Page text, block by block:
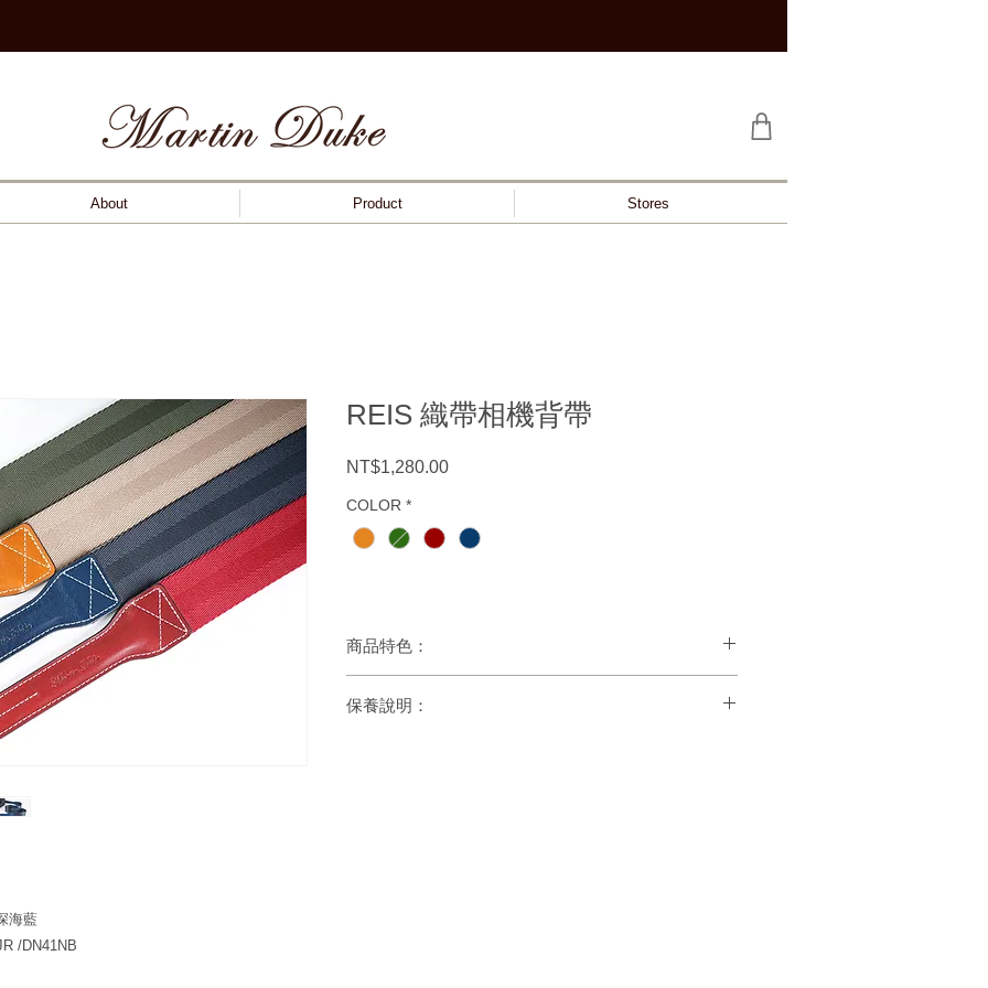
海藍
/DN41NB
REIS 織帶相機背帶
NT$1,280.00Price
COLOR *
商品特色：
2. 織帶加寬加厚，增添舒適度
保養說明：
About Product Stores